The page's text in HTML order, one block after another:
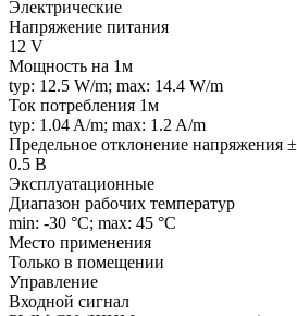
Электрические
Напряжение питания
12 V
Мощность на 1м
typ: 12.5 W/m; max: 14.4 W/m
Ток потребления 1м
typ: 1.04 A/m; max: 1.2 A/m
Предельное отклонение напряжения ±
0.5 В
Эксплуатационные
Диапазон рабочих температур
min: -30 °C; max: 45 °C
Место применения
Только в помещении
Управление
Входной сигнал